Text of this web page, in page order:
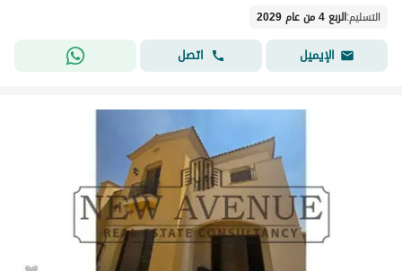
التسليم:الربع 4 من عام 2029
الإيميل اتصل